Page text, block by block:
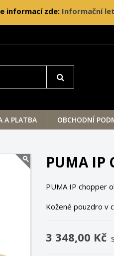
informací zde: Informační
A PLATBA OBCHODNÍ
PUMA IP
PUMA IP chopper
Kožené pouzdro v
3 348,00 Kč